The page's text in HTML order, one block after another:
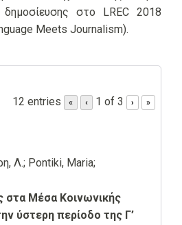
δημοσίευσης στο LREC 2018
Meets Journalism).
12 entries « ‹ 1 of 3 › »
Λ.; Pontiki, Maria;
στα Μέσα Κοινωνικής
ύστερη περίοδο της Γ’